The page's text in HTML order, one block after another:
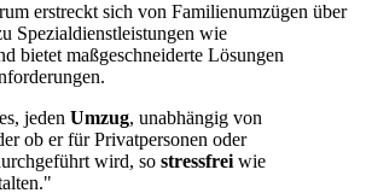
erstreckt sich von Familienumzügen über
Spezialdienstleistungen wie
bietet maßgeschneiderte Lösungen
jeden Umzug, unabhängig von
ob er für Privatpersonen oder
wird, so stressfrei wie